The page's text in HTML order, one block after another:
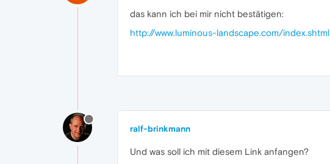
das kann ich bei mir nicht bestätigen:
http://www.luminous-landscape.com/index.shtml
ralf-brinkmann
Und was soll ich mit diesem Link anfangen?